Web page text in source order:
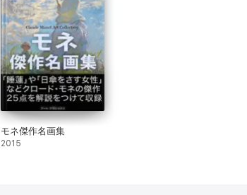
モネ傑作名画集
2015